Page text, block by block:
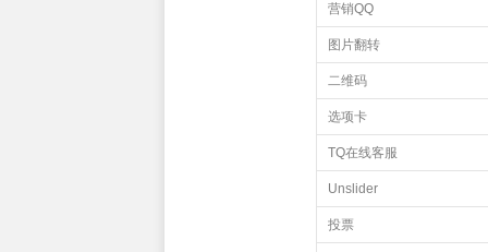
营销QQ
图片翻转
二维码
选项卡
TQ在线客服
Unslider
投票